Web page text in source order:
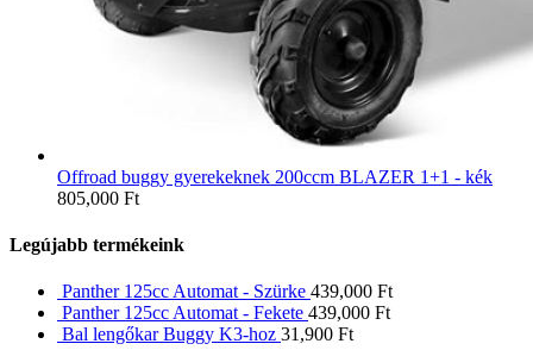
Offroad buggy gyerekeknek 200ccm BLAZER 1+1 - kék
805,000 Ft
Legújabb termékeink
Panther 125cc Automat - Szürke 439,000 Ft
Panther 125cc Automat - Fekete 439,000 Ft
Bal lengőkar Buggy K3-hoz 31,900 Ft